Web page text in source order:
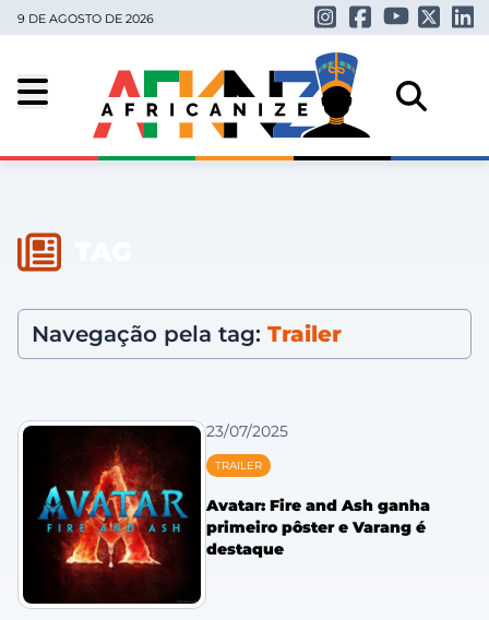
9 DE AGOSTO DE 2026
Navegação pela tag: Trailer
23/07/2025
TRAILER
Avatar: Fire and Ash ganha
primeiro pôster e Varang é
destaque